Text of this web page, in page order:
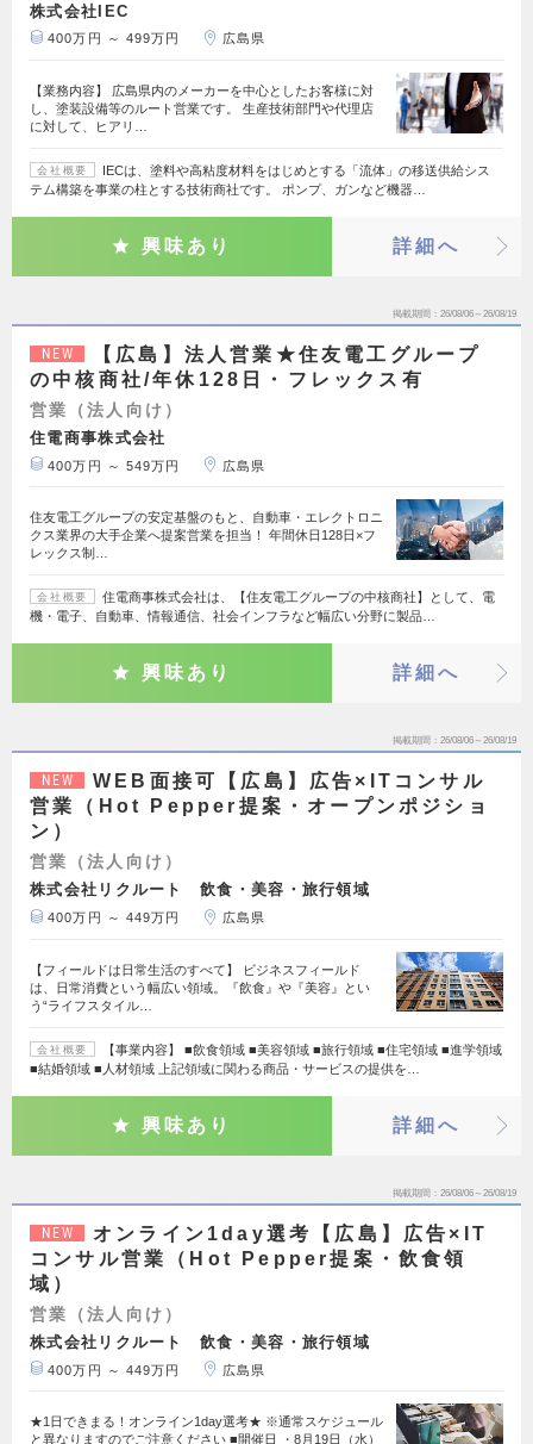
株式会社IEC
400万円 ～ 499万円 広島県
【業務内容】 広島県内のメーカーを中心としたお客様に対
し、塗装設備等のルート営業です。 生産技術部門や代理店
に対して、ヒアリ…
会社概要
IECは、塗料や高粘度材料をはじめとする「流体」の移送供給シス
テム構築を事業の柱とする技術商社です。 ポンプ、ガンなど機器…
興味あり 詳細へ
掲載期間 26/08/06～26/08/19
NEW
【広島】法人営業★住友電工グループ
の中核商社/年休128日・フレックス有
営業（法人向け）
住電商事株式会社
400万円 ～ 549万円 広島県
住友電工グループの安定基盤のもと、自動車・エレクトロニ
クス業界の大手企業へ提案営業を担当！ 年間休日128日×フ
レックス制…
会社概要
住電商事株式会社は、【住友電工グループの中核商社】として、電
機・電子、自動車、情報通信、社会インフラなど幅広い分野に製品…
興味あり 詳細へ
掲載期間 26/08/06～26/08/19
NEW
WEB面接可【広島】広告×ITコンサル
営業（Hot Pepper提案・オープンポジショ
ン）
営業（法人向け）
株式会社リクルート 飲食・美容・旅行領域
400万円 ～ 449万円 広島県
【フィールドは日常生活のすべて】 ビジネスフィールド
は、日常消費という幅広い領域。『飲食』や『美容』とい
う“ライフスタイル…
会社概要
【事業内容】 ■飲食領域 ■美容領域 ■旅行領域 ■住宅領域 ■進学領域
■結婚領域 ■人材領域 上記領域に関わる商品・サービスの提供を…
興味あり 詳細へ
掲載期間 26/08/06～26/08/19
NEW
オンライン1day選考【広島】広告×IT
コンサル営業（Hot Pepper提案・飲食領
域）
営業（法人向け）
株式会社リクルート 飲食・美容・旅行領域
400万円 ～ 449万円 広島県
★1日できまる！オンライン1day選考★ ※通常スケジュール
と異なりますのでご注意ください ■開催日 ・8月19日（水）